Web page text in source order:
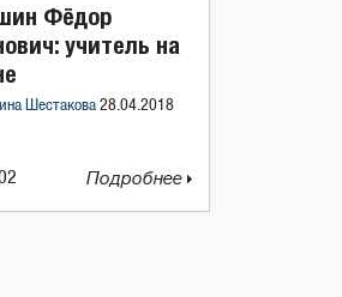
Фёдор
учитель на
Шестакова 28.04.2018
Подробнее